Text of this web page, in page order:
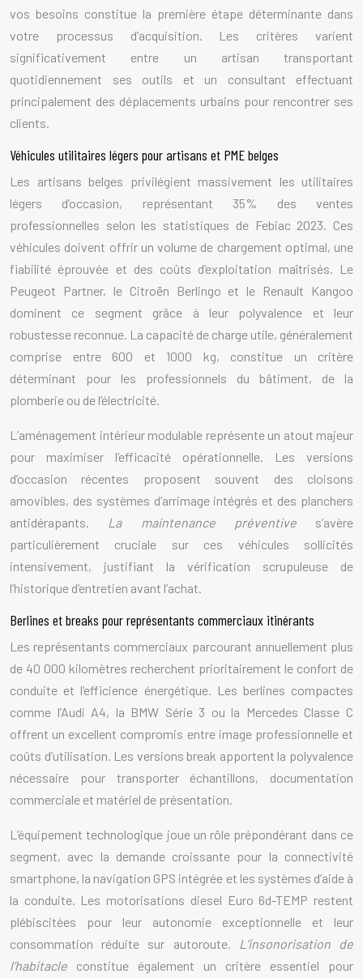
vos besoins constitue la première étape déterminante dans
votre processus d’acquisition. Les critères varient
significativement entre un artisan transportant
quotidiennement ses outils et un consultant effectuant
principalement des déplacements urbains pour rencontrer ses
clients.
Véhicules utilitaires légers pour artisans et PME belges
Les artisans belges privilégient massivement les utilitaires
légers d’occasion, représentant 35% des ventes
professionnelles selon les statistiques de Febiac 2023. Ces
véhicules doivent offrir un volume de chargement optimal, une
fiabilité éprouvée et des coûts d’exploitation maîtrisés. Le
Peugeot Partner, le Citroën Berlingo et le Renault Kangoo
dominent ce segment grâce à leur polyvalence et leur
robustesse reconnue. La capacité de charge utile, généralement
comprise entre 600 et 1000 kg, constitue un critère
déterminant pour les professionnels du bâtiment, de la
plomberie ou de l’électricité.
L’aménagement intérieur modulable représente un atout majeur
pour maximiser l’efficacité opérationnelle. Les versions
d’occasion récentes proposent souvent des cloisons
amovibles, des systèmes d’arrimage intégrés et des planchers
antidérapants. La maintenance préventive s’avère
particulièrement cruciale sur ces véhicules sollicités
intensivement, justifiant la vérification scrupuleuse de
l’historique d’entretien avant l’achat.
Berlines et breaks pour représentants commerciaux itinérants
Les représentants commerciaux parcourant annuellement plus
de 40 000 kilomètres recherchent prioritairement le confort de
conduite et l’efficience énergétique. Les berlines compactes
comme l’Audi A4, la BMW Série 3 ou la Mercedes Classe C
offrent un excellent compromis entre image professionnelle et
coûts d’utilisation. Les versions break apportent la polyvalence
nécessaire pour transporter échantillons, documentation
commerciale et matériel de présentation.
L’équipement technologique joue un rôle prépondérant dans ce
segment, avec la demande croissante pour la connectivité
smartphone, la navigation GPS intégrée et les systèmes d’aide à
la conduite. Les motorisations diesel Euro 6d-TEMP restent
plébiscitées pour leur autonomie exceptionnelle et leur
consommation réduite sur autoroute.
L’insonorisation de
l’habitacle constitue également un critère essentiel pour